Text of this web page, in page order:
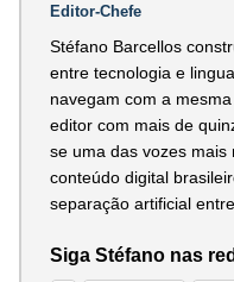
Editor-Chefe
Stéfano Barcellos
entre tecnologia e
navegam com a
editor com mais de
se uma das vozes
conteúdo digital
separação artificial entre
Siga Stéfano nas